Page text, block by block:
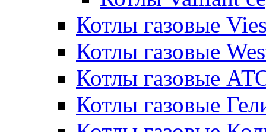
Котлы газовые
Котлы газовые
Котлы газовые
Котлы газовые